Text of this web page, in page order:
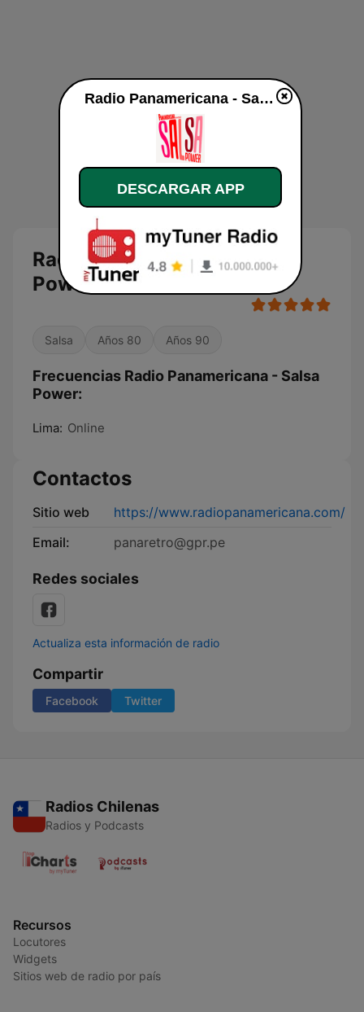
Radio Panamericana - Salsa
Power
Salsa Años 80 Años 90
Frecuencias Radio Panamericana - Salsa
Power:
Lima: Online
Contactos
Sitio web
https://www.radiopanamericana.com/
Email:
panaretro@gpr.pe
Redes sociales
Actualiza esta información de radio
Compartir
Facebook Twitter
Radios Chilenas
Radios y Podcasts
Recursos
Locutores
Widgets
Sitios web de radio por país
Radio Panamericana - Salsa Power en vivo
DESCARGAR APP